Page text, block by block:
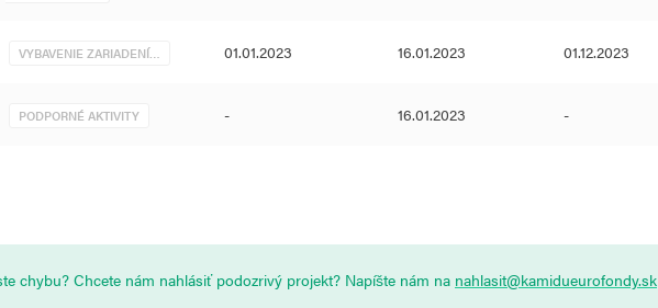
ako „112-C-COVID
bez výdychového ventilu a
COVID Zásoby – krížové
sú definované aj v rámci
VYBAVENIE ZARIADENÍ… 01.01.2023 16.01.2023 01.12.2023
PODPORNÉ AKTIVITY - 16.01.2023 -
chybu? Chcete nám nahlásiť podozrivý projekt? Napíšte nám na nahlasit@kamidueurofondy.sk